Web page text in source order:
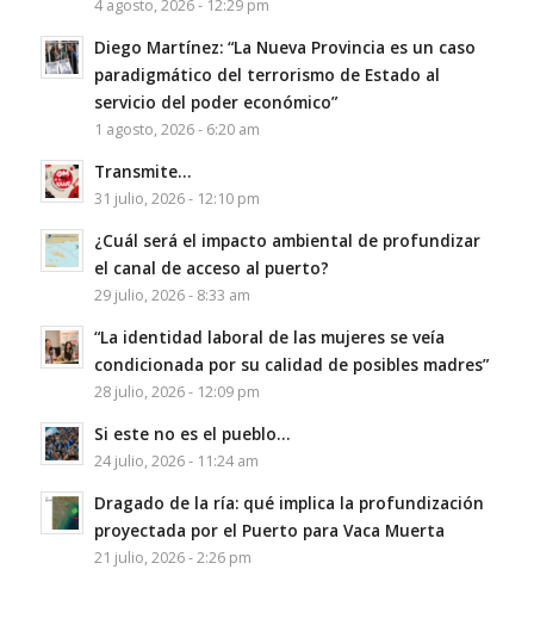
4 agosto, 2026 - 12:29 pm
Diego Martínez: “La Nueva Provincia es un caso
paradigmático del terrorismo de Estado al
servicio del poder económico”
1 agosto, 2026 - 6:20 am
Transmite…
31 julio, 2026 - 12:10 pm
¿Cuál será el impacto ambiental de profundizar
el canal de acceso al puerto?
29 julio, 2026 - 8:33 am
“La identidad laboral de las mujeres se veía
condicionada por su calidad de posibles madres”
28 julio, 2026 - 12:09 pm
Si este no es el pueblo…
24 julio, 2026 - 11:24 am
Dragado de la ría: qué implica la profundización
proyectada por el Puerto para Vaca Muerta
21 julio, 2026 - 2:26 pm